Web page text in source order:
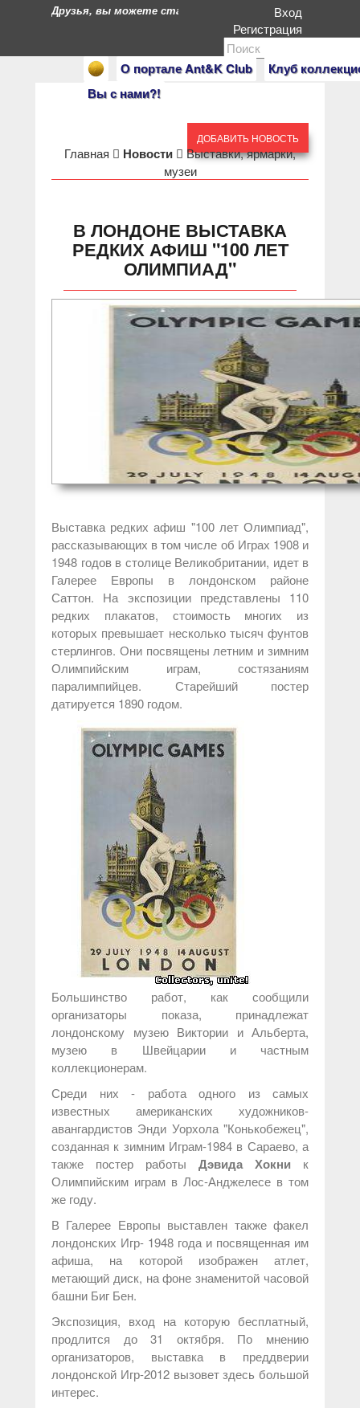
О портале Ant&K Club
Клуб
Вы с нами?!
Друзья, вы можете стать героями нашего портала.
Вход
Регистрация
ДОБАВИТЬ НОВОСТЬ
Главная Новости
Выставки, ярмарки,
музеи
В ЛОНДОНЕ ВЫСТАВКА
РЕДКИХ АФИШ "100 ЛЕТ
ОЛИМПИАД"
Выставка редких афиш "100 лет Олимпиад",
рассказывающих в том числе об Играх 1908 и
1948 годов в столице Великобритании, идет в
Галерее Европы в лондонском районе
Саттон. На экспозиции представлены 110
редких плакатов, стоимость многих из
которых превышает несколько тысяч фунтов
стерлингов. Они посвящены летним и зимним
Олимпийским играм, состязаниям
паралимпийцев. Старейший постер
датируется 1890 годом.
Большинство работ, как сообщили
организаторы показа, принадлежат
лондонскому музею Виктории и Альберта,
музею в Швейцарии и частным
коллекционерам.
Среди них - работа одного из самых
известных американских художников-
авангардистов Энди Уорхола "Конькобежец",
созданная к зимним Играм-1984 в Сараево, а
также постер работы Дэвида Хокни к
Олимпийским играм в Лос-Анджелесе в том
же году.
В Галерее Европы выставлен также факел
лондонских Игр- 1948 года и посвященная им
афиша, на которой изображен атлет,
метающий диск, на фоне знаменитой часовой
башни Биг Бен.
Экспозиция, вход на которую бесплатный,
продлится до 31 октября. По мнению
организаторов, выставка в преддверии
лондонской Игр-2012 вызовет здесь большой
интерес.